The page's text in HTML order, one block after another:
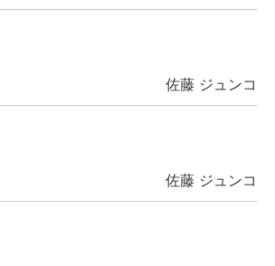
佐藤 ジュンコ
佐藤 ジュンコ